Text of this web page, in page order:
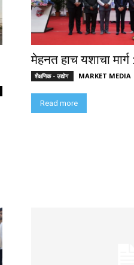
मेहनत हाच यशाचा
शैक्षणिक - उद्योग MARKET MEDIA
Read more